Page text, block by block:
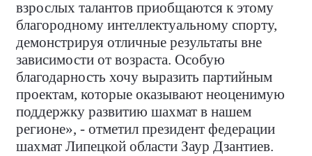
взрослых талантов приобщаются к этому
благородному интеллектуальному спорту,
демонстрируя отличные результаты вне
зависимости от возраста. Особую
благодарность хочу выразить партийным
проектам, которые оказывают неоценимую
поддержку развитию шахмат в нашем
регионе», - отметил президент федерации
шахмат Липецкой области Заур Дзантиев.